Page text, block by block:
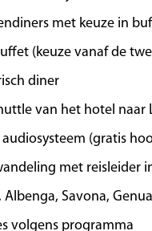
en prachtige villa’s.
contrast met de
in de oude stad. Onder
gids maken we een
Na het bezoek
landinwaarts naar
dorpje met levendige
op een klif en vormde de
Monet’s schilderij Le
We rijden via een
terug naar het hotel.
met keuze in
(keuze vanaf de
diner
van het hotel naar
(gratis
met reisleider
Albenga, Savona,
volgens programma